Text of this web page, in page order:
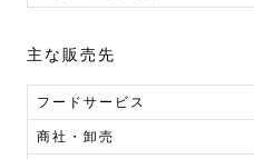
主な販売先
フードサービス
商社・卸売